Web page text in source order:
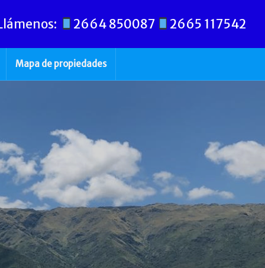
2664 850087 2665 117542
Mapa de propiedades